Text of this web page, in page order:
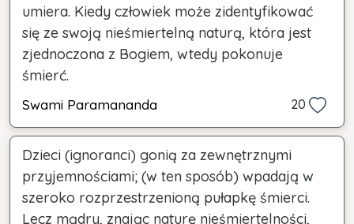
umiera. Kiedy człowiek może zidentyfikować
się ze swoją nieśmiertelną naturą, która jest
zjednoczona z Bogiem, wtedy pokonuje
śmierć.
Swami Paramananda 20
Dzieci (ignoranci) gonią za zewnętrznymi
przyjemnościami; (w ten sposób) wpadają w
szeroko rozprzestrzenioną pułapkę śmierci.
Lecz mądry, znając naturę nieśmiertelności,